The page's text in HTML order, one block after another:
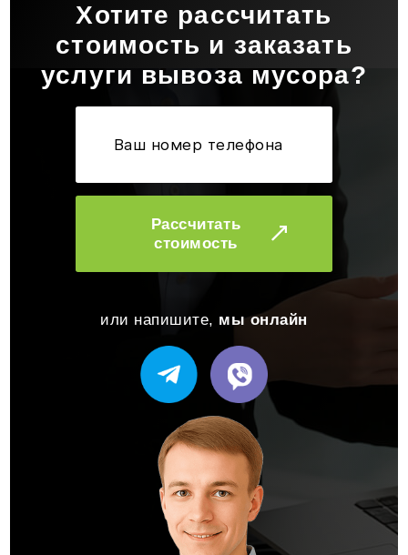
Хотите рассчитать
стоимость и заказать
услуги вывоза мусора?
Рассчитать
стоимость
или напишите, мы онлайн